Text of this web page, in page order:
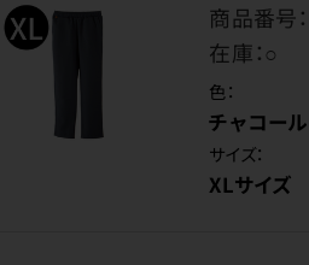
商品番号：
在庫：○
色：
チャコール
サイズ：
XLサイズ